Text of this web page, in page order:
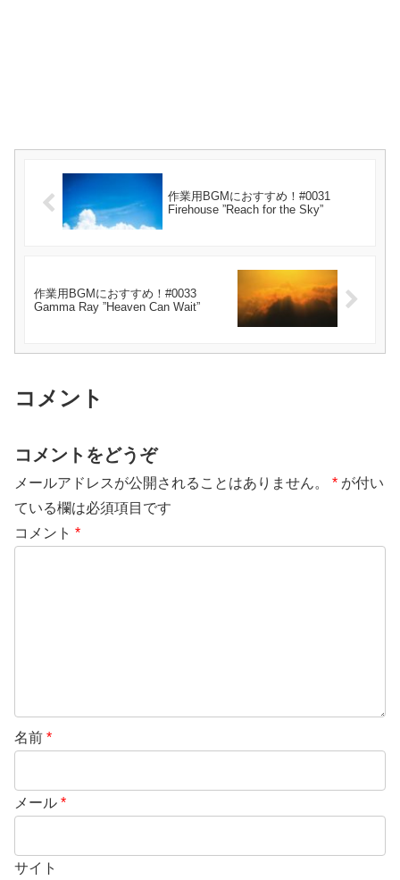
作業用BGMにおすすめ！#0031
Firehouse ”Reach for the Sky”
作業用BGMにおすすめ！#0033
Gamma Ray ”Heaven Can Wait”
コメント
コメントをどうぞ
メールアドレスが公開されることはありません。 * が付い
ている欄は必須項目です
コメント *
名前 *
メール *
サイト